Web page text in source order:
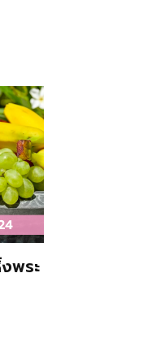
พระ